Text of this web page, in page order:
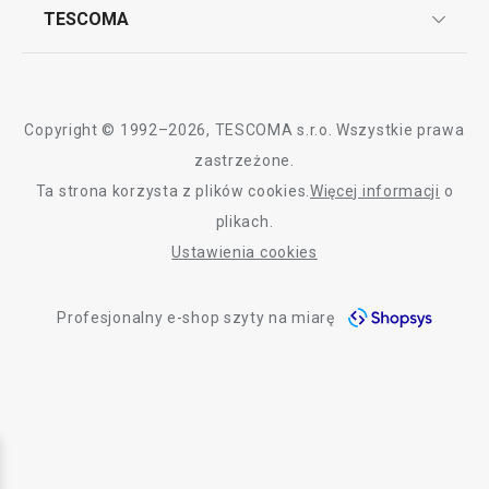
Dostawa i sposoby płatności
TESCOMA
Graficzne oznaczenie produktów
Polityka prywatności
Copyright © 1992–2026, TESCOMA s.r.o. Wszystkie prawa
zastrzeżone.
Ta strona korzysta z plików cookies. Więcej informacji o
plikach.
Ustawienia cookies
Profesjonalny e-shop szyty na miarę